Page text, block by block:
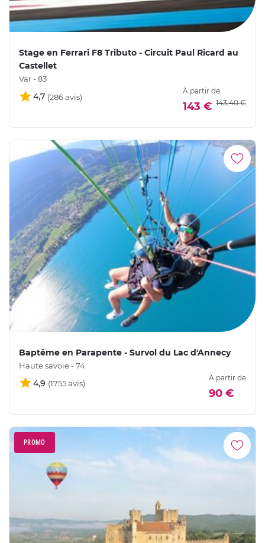
Stage en Ferrari F8 Tributo - Circuit Paul Ricard au
Castellet
Var - 83
4,7
À partir de
143 € 143,40 €
Baptême en Parapente - Survol du Lac d'Annecy
Haute savoie - 74
4,9
À partir de
90 €
PROMO